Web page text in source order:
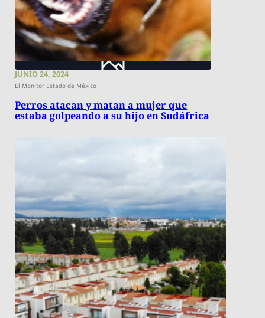
JUNIO 24, 2024
El Monitor Estado de México
Perros atacan y matan a mujer que
estaba golpeando a su hijo en Sudáfrica